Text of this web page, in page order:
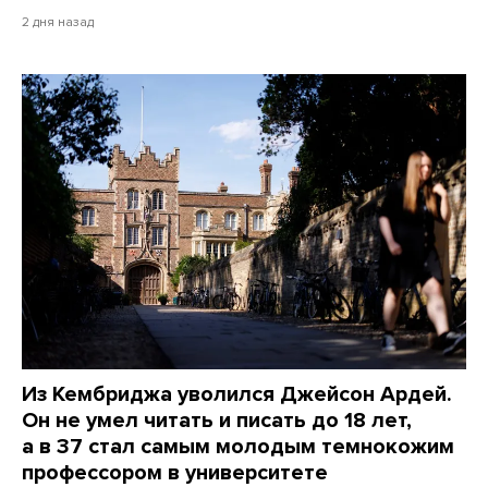
2 дня назад
Из Кембриджа уволился Джейсон Ардей.
Он не умел читать и писать до 18 лет,
а в 37 стал самым молодым темнокожим
профессором в университете